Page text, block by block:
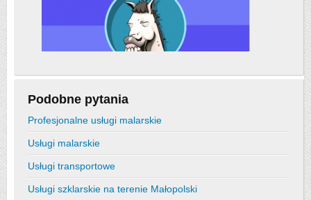
Podobne pytania
Profesjonalne usługi malarskie
Usługi malarskie
Usługi transportowe
Usługi szklarskie na terenie Małopolski